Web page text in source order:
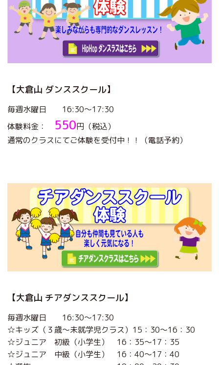
【大倉山 ダンススクール】
毎週水曜日 16:30～17:30
体験料金： 550円（税込）
通常のクラスにてご体験を受付中！！（電話予約）
【大倉山 チアダンススクール】
毎週水曜日 16:30～17:30
☆キッズ（３歳～未就学児クラス）15：30～16：30
☆ジュニア 初級（小学生） 16：35～17：35
☆ジュニア 中級（小学生） 16：40～17：40